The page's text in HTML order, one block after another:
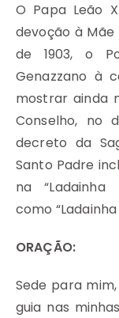
O Papa Leão
devoção à Mãe
de 1903, o
Genazzano à
mostrar ainda
Conselho, no
decreto da
Santo Padre
na “Ladainha
como
ORAÇÃO:
Sede para
guia nas